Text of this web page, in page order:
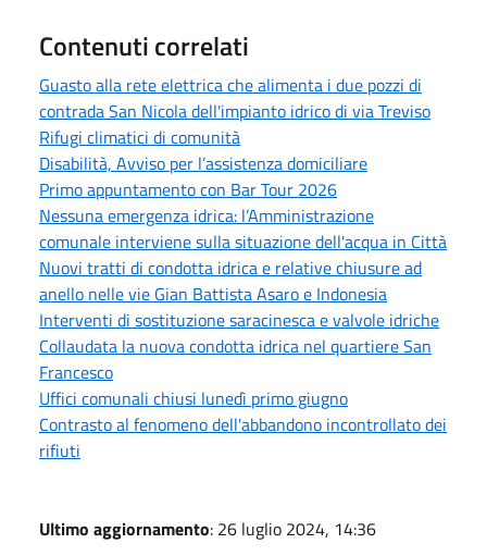
Contenuti correlati
Guasto alla rete elettrica che alimenta i due pozzi di
contrada San Nicola dell'impianto idrico di via Treviso
Rifugi climatici di comunità
Disabilità, Avviso per l’assistenza domiciliare
Primo appuntamento con Bar Tour 2026
Nessuna emergenza idrica: l’Amministrazione
comunale interviene sulla situazione dell'acqua in Città
Nuovi tratti di condotta idrica e relative chiusure ad
anello nelle vie Gian Battista Asaro e Indonesia
Interventi di sostituzione saracinesca e valvole idriche
Collaudata la nuova condotta idrica nel quartiere San
Francesco
Uffici comunali chiusi lunedì primo giugno
Contrasto al fenomeno dell'abbandono incontrollato dei
rifiuti
Ultimo aggiornamento: 26 luglio 2024, 14:36